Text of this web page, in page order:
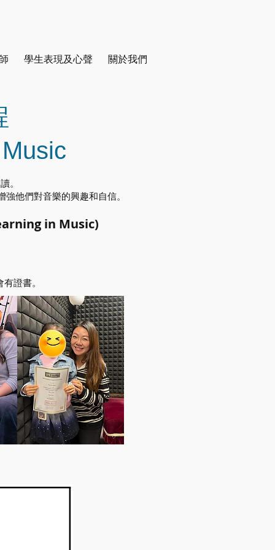
學生表現及心聲 關於我們
。
他們對音樂的興趣和自信。
in Music)
證書。